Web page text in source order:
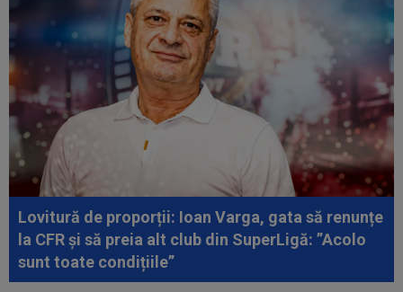
EXCLUSIV
Atacant pentru FCSB! A făcut
anunțul ÎN DIRECT: ”Îi dau eu lui Gigi unul bun”
00:34 EXCLUSIV
2 la 1: au dat verdictul la cea mai
controversată fază din UTA - Rapid...
00:27 EXCLUSIV
Radu Naum, reacția serii după ce
Marius Șumudică a început negocierile cu CFR...
00:14 OFICIAL
Dezastru: după Barcelona, a ratat
transferul la încă o echipă de UCL! Picat la...
Lovitură de proporții: Ioan Varga, gata să renunțe
la CFR și să preia alt club din SuperLigă: ”Acolo
sunt toate condițiile”